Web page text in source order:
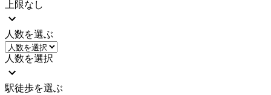
上限なし
人数を選ぶ
人数を選択
駅徒歩を選ぶ